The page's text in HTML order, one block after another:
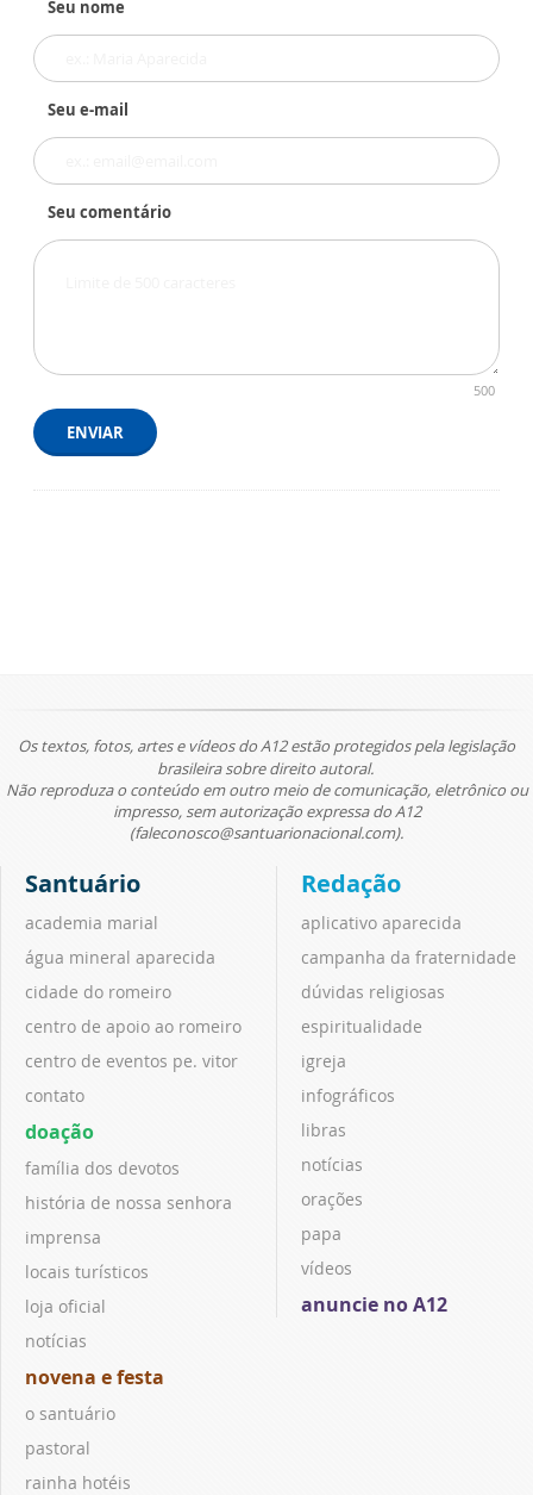
Seu nome
Seu e-mail
Seu comentário
500
ENVIAR
Os textos, fotos, artes e vídeos do A12 estão protegidos pela legislação
brasileira sobre direito autoral.
Não reproduza o conteúdo em outro meio de comunicação, eletrônico ou
impresso, sem autorização expressa do A12
(faleconosco@santuarionacional.com).
Santuário
academia marial
água mineral aparecida
cidade do romeiro
centro de apoio ao romeiro
centro de eventos pe. vitor
contato
doação
família dos devotos
história de nossa senhora
imprensa
locais turísticos
loja oficial
notícias
novena e festa
o santuário
pastoral
rainha hotéis
Redação
aplicativo aparecida
campanha da fraternidade
dúvidas religiosas
espiritualidade
igreja
infográficos
libras
notícias
orações
papa
vídeos
anuncie no A12